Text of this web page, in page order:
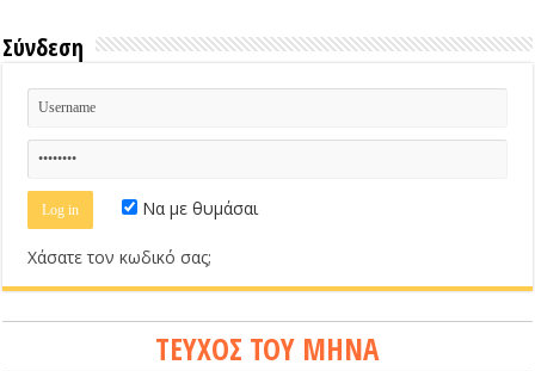
Σύνδεση
Να με θυμάσαι
Χάσατε τον κωδικό σας;
ΤΕΥΧΟΣ ΤΟΥ ΜΗΝΑ